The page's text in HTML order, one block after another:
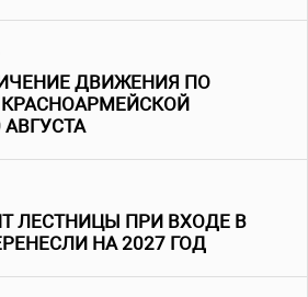
ДВИЖЕНИЯ ПО
ЛЕСТНИЦЫ ПРИ ВХОДЕ В
НА 2027 ГОД